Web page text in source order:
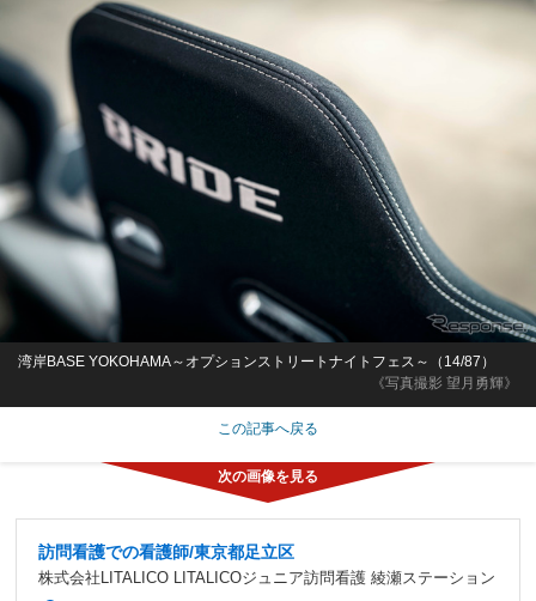
《写真撮影 望月勇輝》
湾岸BASE YOKOHAMA～オプションストリートナイトフェス～（14/87）
この記事へ戻る
訪問看護での看護師/東京都足立区
株式会社LITALICO LITALICOジュニア訪問看護 綾瀬ステーション